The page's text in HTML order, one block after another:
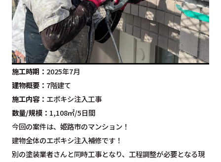
施工時期： 2025年7月
建物概要： 7階建て
施工内容： エポキシ注入工事
数量/規模： 1,108㎡/5日間
今回の案件は、姫路市のマンション！
建物全体のエポキシ注入補修です！
別の塗装業者さんと同時工事となり、工程調整が必要となる現